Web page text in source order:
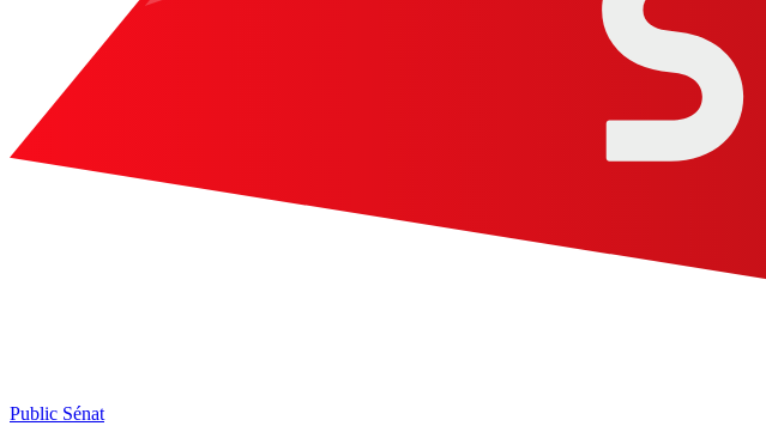
Public Sénat